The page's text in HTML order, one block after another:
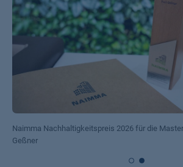
Naimma Nachhaltigkeitspreis 2026 für die
Geßner